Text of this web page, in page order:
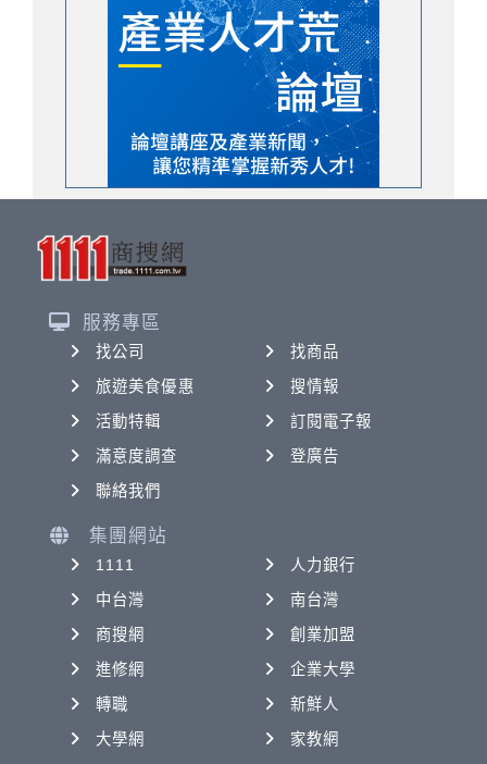
服務專區
找公司
找商品
旅遊美食優惠
搜情報
活動特輯
訂閱電子報
滿意度調查
登廣告
聯絡我們
集團網站
1111
人力銀行
中台灣
南台灣
商搜網
創業加盟
進修網
企業大學
轉職
新鮮人
大學網
家教網